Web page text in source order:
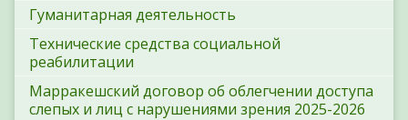
Гуманитарная деятельность
Технические средства социальной
реабилитации
Марракешский договор об облегчении доступа
слепых и лиц с нарушениями зрения 2025-2026